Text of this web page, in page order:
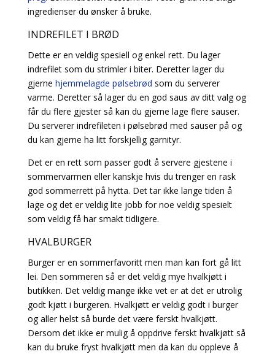
ingredienser du ønsker å bruke.
INDREFILET I BRØD
Dette er en veldig spesiell og enkel rett. Du lager
indrefilet som du strimler i biter. Deretter lager du
gjerne hjemmelagde pølsebrød som du serverer
varme. Deretter så lager du en god saus av ditt valg og
får du flere gjester så kan du gjerne lage flere sauser.
Du serverer indrefileten i pølsebrød med sauser på og
du kan gjerne ha litt forskjellig garnityr.
Det er en rett som passer godt å servere gjestene i
sommervarmen eller kanskje hvis du trenger en rask
god sommerrett på hytta. Det tar ikke lange tiden å
lage og det er veldig lite jobb for noe veldig spesielt
som veldig få har smakt tidligere.
HVALBURGER
Burger er en sommerfavoritt men man kan fort gå litt
lei. Den sommeren så er det veldig mye hvalkjøtt i
butikken. Det veldig mange ikke vet er at det er utrolig
godt kjøtt i burgeren. Hvalkjøtt er veldig godt i burger
og aller helst så burde det være ferskt hvalkjøtt.
Dersom det ikke er mulig å oppdrive ferskt hvalkjøtt så
kan du bruke fryst hvalkjøtt men da kan du oppleve å